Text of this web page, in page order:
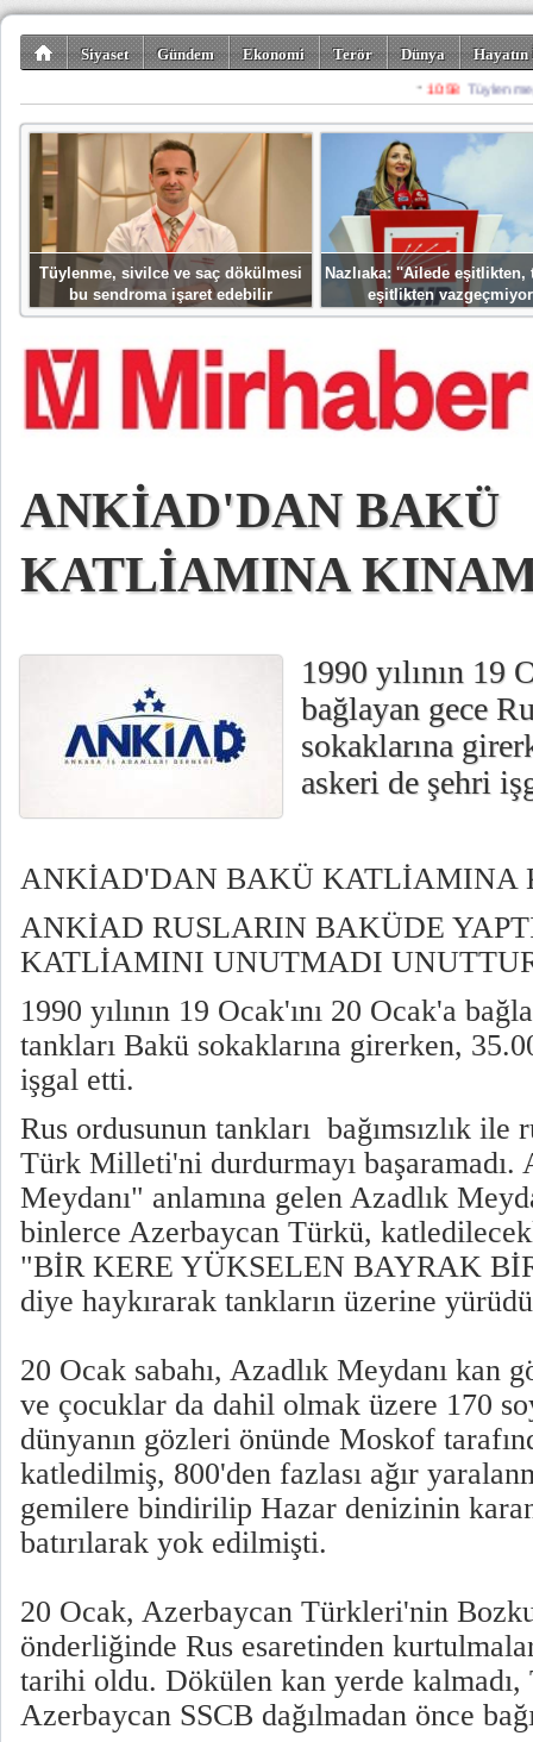
Siyaset Gündem Ekonomi Terör Dünya
Spor Misafir
Tüylenme, sivilce ve saç dökülmesi
bu sendroma işaret edebilir
Nazlıaka: ''Ailede eşitlikten,
eşitlikten
ANKİAD'DAN BAKÜ
KATLİAMINA
1990 yılının 19
bağlayan gece
sokaklarına
askeri de şehri
ANKİAD'DAN BAKÜ KATLİAMINA
ANKİAD RUSLARIN BAKÜDE
KATLİAMINI UNUTMADI
1990 yılının 19 Ocak'ını 20 Ocak'a
tankları Bakü sokaklarına girerken,
işgal etti.
Rus ordusunun tankları bağımsızlık ile
Türk Milleti'ni durdurmayı başaramadı.
Meydanı" anlamına gelen Azadlık
binlerce Azerbaycan Türkü,
"BİR KERE YÜKSELEN BAYRAK
diye haykırarak tankların üzerine
20 Ocak sabahı, Azadlık Meydanı kan
ve çocuklar da dahil olmak üzere 170
dünyanın gözleri önünde Moskof
katledilmiş, 800'den fazlası ağır
gemilere bindirilip Hazar denizinin
batırılarak yok edilmişti.
20 Ocak, Azerbaycan Türkleri'nin
önderliğinde Rus esaretinden
tarihi oldu. Dökülen kan yerde
Azerbaycan SSCB dağılmadan önce